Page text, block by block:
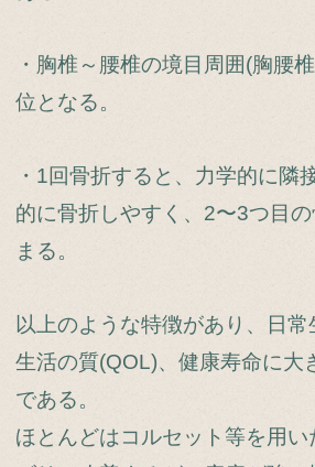
・胸椎～腰椎の境目周囲(胸腰
位となる。
・1回骨折すると、力学的に隣
的に骨折しやすく、2〜3つ目
まる。
以上のような特徴があり、日
生活の質(QOL)、健康寿命に大
である。
ほとんどはコルセット等を用